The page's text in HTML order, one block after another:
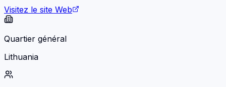
Visitez le site Web
Quartier général
Lithuania